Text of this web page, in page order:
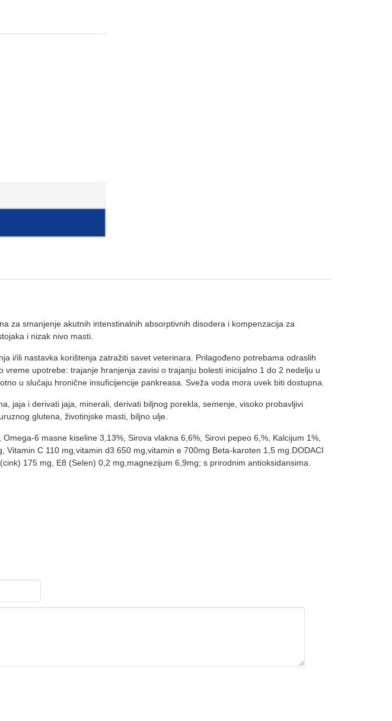
za smanjenje akutnih intenstinalnih absorptivnih disodera i kompenzacija za
i nizak nivo masti.
i/ili nastavka korištenja zatražiti savet veterinara. Prilagođeno potrebama odraslih
upotrebe: trajanje hranjenja zavisi o trajanju bolesti inicijalno 1 do 2 nedelju u
u slučaju hronične insuficijencije pankreasa. Sveža voda mora uvek biti dostupna.
jaja i derivati jaja, minerali, derivati biljnog porekla, semenje, visoko probavljivi
glutena, životinjske masti, biljno ulje.
6 masne kiseline 3,13%, Sirova vlakna 6,6%, Sirovi pepeo 6,%, Kalcijum 1%,
C 110 mg,vitamin d3 650 mg,vitamin e 700mg Beta-karoten 1,5 mg.DODACI
175 mg, E8 (Selen) 0,2 mg,magnezijum 6,9mg; s prirodnim antioksidansima.